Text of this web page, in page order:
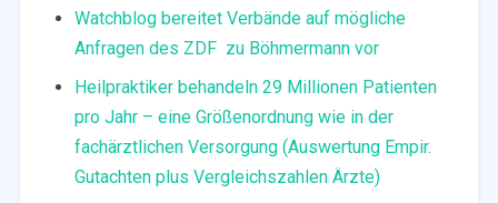
Watchblog bereitet Verbände auf mögliche
Anfragen des ZDF zu Böhmermann vor
Heilpraktiker behandeln 29 Millionen Patienten
pro Jahr – eine Größenordnung wie in der
fachärztlichen Versorgung (Auswertung Empir.
Gutachten plus Vergleichszahlen Ärzte)